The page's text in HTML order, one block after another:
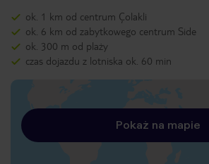
ok. 1 km od centrum Çolakli
ok. 6 km od zabytkowego centrum Side
ok. 300 m od plaży
czas dojazdu z lotniska ok. 60 min
Pokaż na mapie